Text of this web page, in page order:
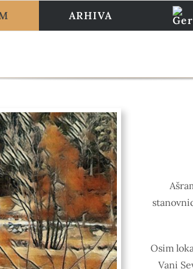
ARHIVA
Osim
Vani